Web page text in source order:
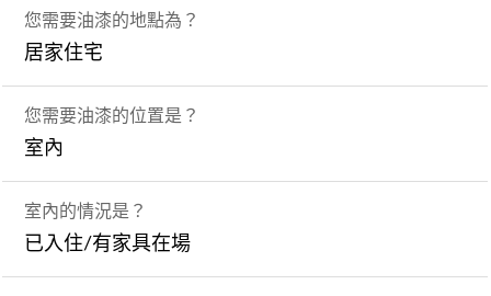
您需要油漆的地點為？
居家住宅
您需要油漆的位置是？
室內
室內的情況是？
已入住/有家具在場